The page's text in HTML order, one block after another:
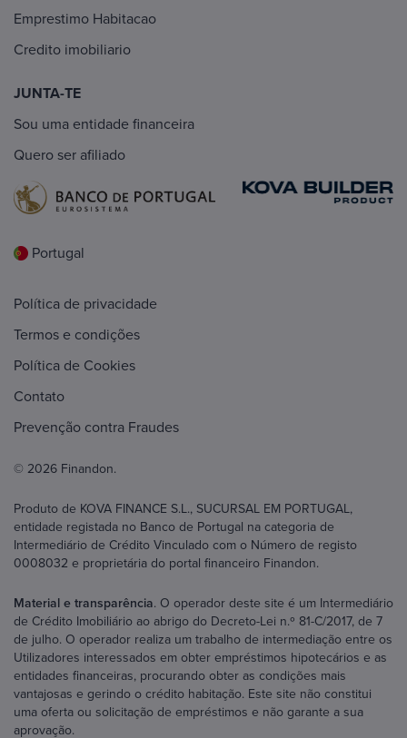
Emprestimo Habitacao
Credito imobiliario
JUNTA-TE
Sou uma entidade financeira
Quero ser afiliado
Portugal
Política de privacidade
Termos e condições
Política de Cookies
Contato
Prevenção contra Fraudes
© 2026 Finandon.
Produto de KOVA FINANCE S.L., SUCURSAL EM PORTUGAL,
entidade registada no Banco de Portugal na categoria de
Intermediário de Crédito Vinculado com o Número de registo
0008032 e proprietária do portal financeiro Finandon.
Material e transparência. O operador deste site é um Intermediário
de Crédito Imobiliário ao abrigo do Decreto-Lei n.º 81-C/2017, de 7
de julho. O operador realiza um trabalho de intermediação entre os
Utilizadores interessados em obter empréstimos hipotecários e as
entidades financeiras, procurando obter as condições mais
vantajosas e gerindo o crédito habitação. Este site não constitui
uma oferta ou solicitação de empréstimos e não garante a sua
aprovação.